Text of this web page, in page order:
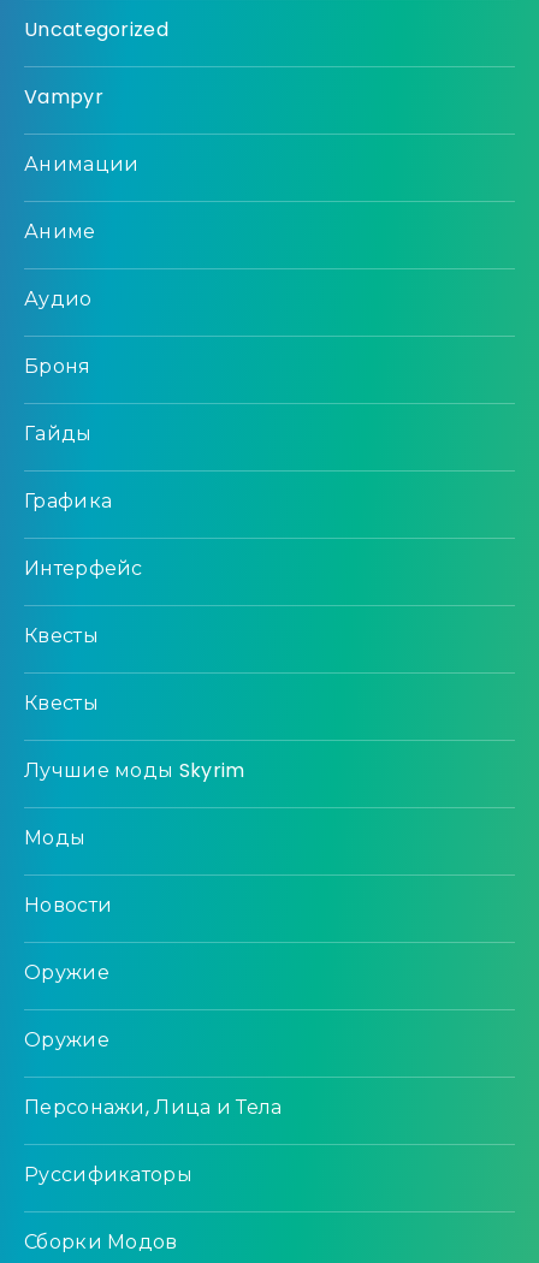
Uncategorized
Vampyr
Анимации
Аниме
Аудио
Броня
Гайды
Графика
Интерфейс
Квесты
Квесты
Лучшие моды Skyrim
Моды
Новости
Оружие
Оружие
Персонажи, Лица и Тела
Руссификаторы
Сборки Модов